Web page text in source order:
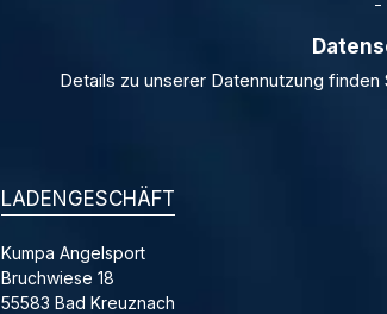
Details zu unserer Datennutzung finden
LADENGESCHÄFT
Kumpa Angelsport
Bruchwiese 18
55583 Bad Kreuznach